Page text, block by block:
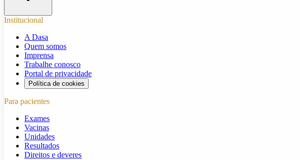
Institucional
A Dasa
Quem somos
Imprensa
Trabalhe conosco
Portal de privacidade
Política de cookies
Para pacientes
Exames
Vacinas
Unidades
Resultados
Direitos e deveres